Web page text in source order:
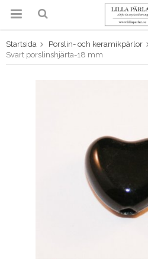
Produkten har
Startsida Porslin- och keramikpärlor
Svart porslinshjärta-18 mm